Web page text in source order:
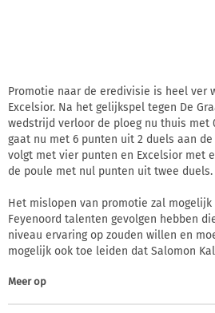
Promotie naar de eredivisie is heel ver
Excelsior. Na het gelijkspel tegen De
wedstrijd verloor de ploeg nu thuis met
gaat nu met 6 punten uit 2 duels aan
volgt met vier punten en Excelsior met
de poule met nul punten uit twee duels.
Het mislopen van promotie zal mogelijk
Feyenoord talenten gevolgen hebben
niveau ervaring op zouden willen en
mogelijk ook toe leiden dat Salomon
Meer op